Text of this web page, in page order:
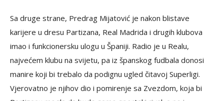
Sa druge strane, Predrag Mijatović je nakon blistave
karijere u dresu Partizana, Real Madrida i drugih klubova
imao i funkcionersku ulogu u Španiji. Radio je u Realu,
najvećem klubu na svijetu, pa iz španskog fudbala donosi
manire koji bi trebalo da podignu ugled čitavoj Superligi.
Vjerovatno je njihov dio i pomirenje sa Zvezdom, koja bi